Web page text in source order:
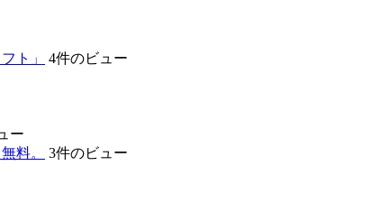
ト」
4件のビュー
ー
料。
3件のビュー